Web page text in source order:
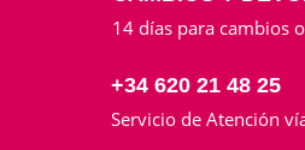
14 días para cambios
+34 620 21 48 25
Servicio de Atención